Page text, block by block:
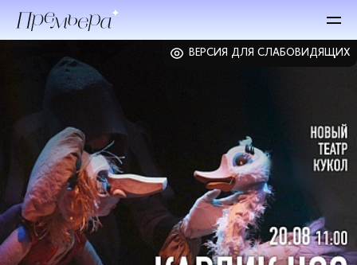
ВЕРСИЯ ДЛЯ СЛАБОВИДЯЩИХ